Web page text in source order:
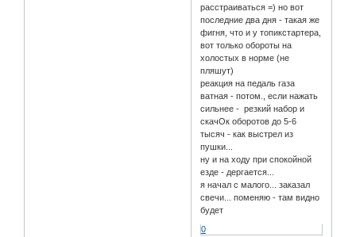
расстраиваться =) но вот
последние два дня - такая же
фигня, что и у топикстартера,
вот только обороты на
холостых в норме (не
пляшут)
реакция на педаль газа
ватная - потом., если нажать
сильнее - резкий набор и
скачОк оборотов до 5-6
тысяч - как выстрел из
пушки...
ну и на ходу при спокойной
езде - дергается...
я начал с малого... заказал
свечи... поменяю - там видно
будет
0